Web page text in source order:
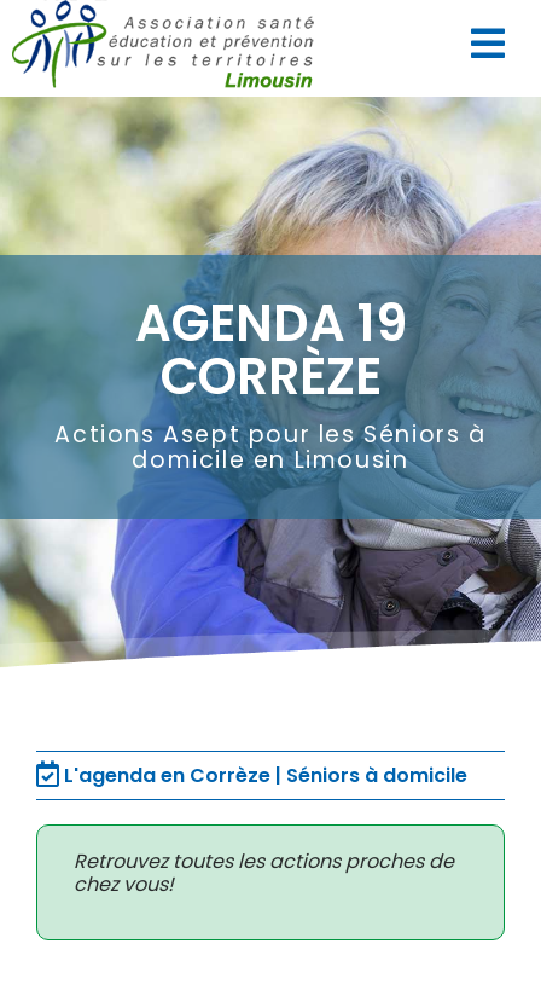
AGENDA 19
CORRÈZE
Actions Asept pour les Séniors à
domicile en Limousin
L'agenda en Corrèze | Séniors à domicile
Retrouvez toutes les actions proches de
chez vous!